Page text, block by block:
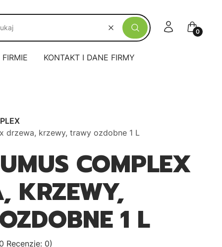
WyczyśćSzukaj
Zaloguj sięKoszyk
FIRMIE KONTAKT I DANE FIRMY
drzewa, krzewy, trawy ozdobne 1 L
COMPLEX
KRZEWY,
1 L
Recenzje: 0)